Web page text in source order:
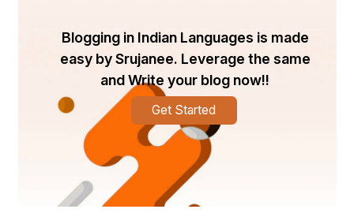
Blogging in Indian Languages is made
easy by Srujanee. Leverage the same
and Write your blog now!!
Get Started